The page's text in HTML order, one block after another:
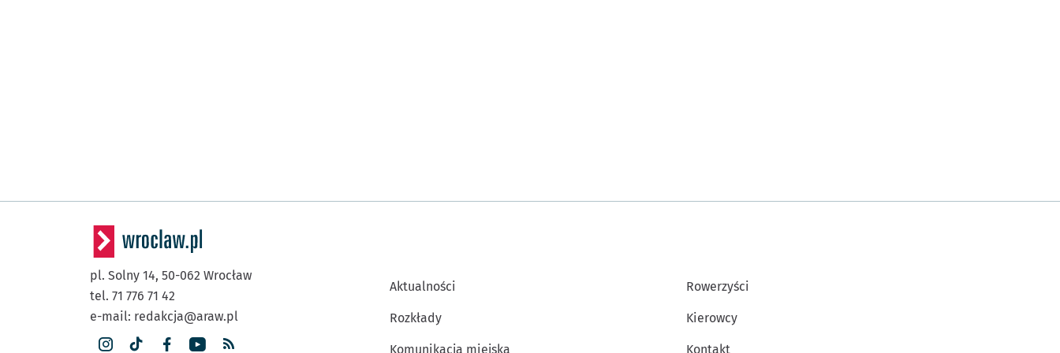
pl. Solny 14, 50-062 Wrocław
tel. 71 776 71 42
e-mail: redakcja@araw.pl
Aktualności
Rozkłady
Komunikacja miejska
Rowerzyści
Kierowcy
Kontakt